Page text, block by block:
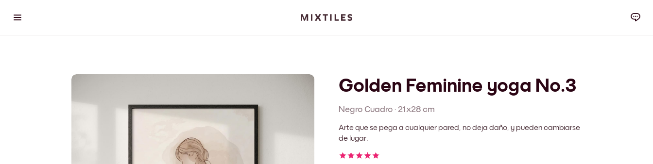
Golden Feminine yoga No.3
Negro Cuadro · 21x28 cm
Arte que se pega a cualquier pared, no deja daño, y pueden cambiarse
de lugar.